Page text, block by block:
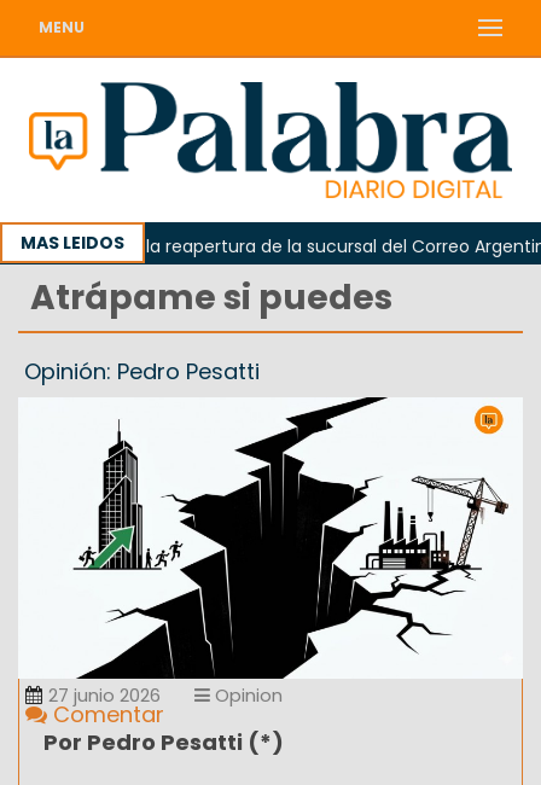
MENU
MAS LEIDOS
reclamó la reapertura de la sucursal del Correo Argentino en
Atrápame si puedes
Opinión: Pedro Pesatti
27 junio 2026 Opinion
Comentar
Por Pedro Pesatti (*)